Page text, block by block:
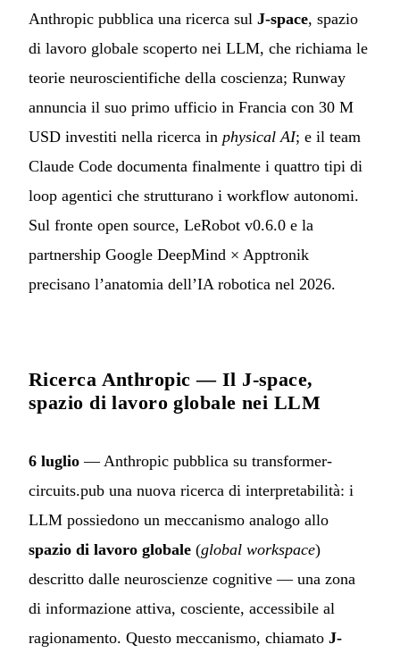
Anthropic pubblica una ricerca sul J-space, spazio
di lavoro globale scoperto nei LLM, che richiama le
teorie neuroscientifiche della coscienza; Runway
annuncia il suo primo ufficio in Francia con 30 M
USD investiti nella ricerca in physical AI; e il team
Claude Code documenta finalmente i quattro tipi di
loop agentici che strutturano i workflow autonomi.
Sul fronte open source, LeRobot v0.6.0 e la
partnership Google DeepMind × Apptronik
precisano l’anatomia dell’IA robotica nel 2026.
Ricerca Anthropic — Il J-space,
spazio di lavoro globale nei LLM
6 luglio — Anthropic pubblica su transformer-
circuits.pub una nuova ricerca di interpretabilità: i
LLM possiedono un meccanismo analogo allo
spazio di lavoro globale (global workspace)
descritto dalle neuroscienze cognitive — una zona
di informazione attiva, cosciente, accessibile al
ragionamento. Questo meccanismo, chiamato J-